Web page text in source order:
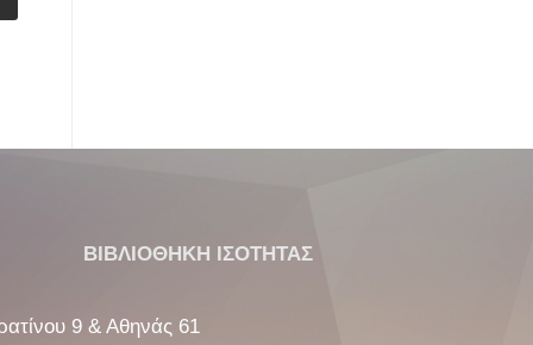
ΒΙΒΛΙΟΘΗΚΗ ΙΣΟΤΗΤΑΣ
9 & Αθηνάς 61